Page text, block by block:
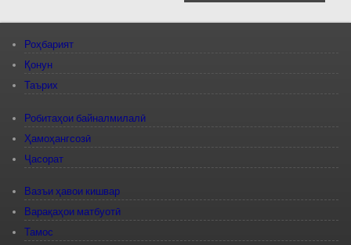
Роҳбарият
Қонун
Таърих
Робитаҳои байналмилалӣ
Ҳамоҳангсозӣ
Ҷасорат
Вазъи ҳавои кишвар
Варақаҳои матбуотӣ
Тамос